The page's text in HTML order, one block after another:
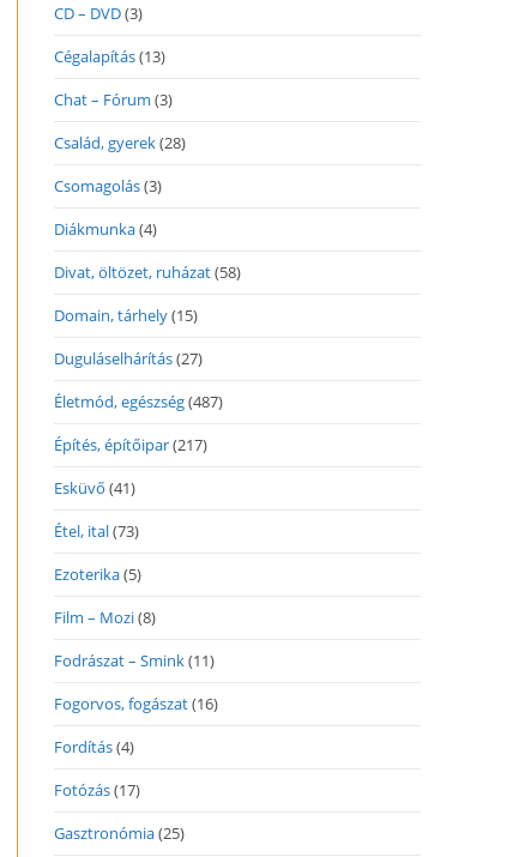
CD – DVD(3)
Cégalapítás(13)
Chat – Fórum (3)
Család, gyerek(28)
Csomagolás(3)
Diákmunka(4)
Divat, öltözet, ruházat(58)
Domain, tárhely(15)
Duguláselhárítás(27)
Életmód, egészség(487)
Építés, építőipar(217)
Esküvő (41)
Étel, ital(73)
Ezoterika(5)
Film – Mozi(8)
Fodrászat – Smink(11)
Fogorvos, fogászat(16)
Fordítás(4)
Fotózás(17)
Gasztronómia(25)